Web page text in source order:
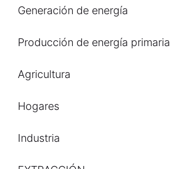
Generación de energía
Producción de energía primaria
Agricultura
Hogares
Industria